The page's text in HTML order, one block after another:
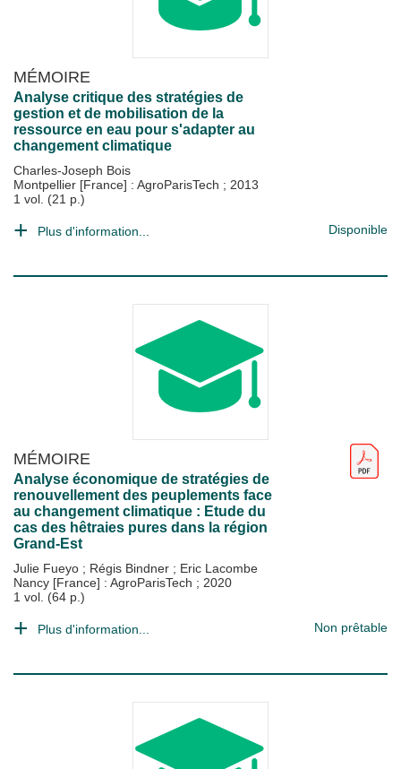
MÉMOIRE
Analyse critique des stratégies de
gestion et de mobilisation de la
ressource en eau pour s'adapter au
changement climatique
Charles-Joseph Bois
Montpellier [France] : AgroParisTech ; 2013
1 vol. (21 p.)
Plus d'information... Disponible
MÉMOIRE
Analyse économique de stratégies de
renouvellement des peuplements face
au changement climatique : Etude du
cas des hêtraies pures dans la région
Grand-Est
Julie Fueyo ; Régis Bindner ; Eric Lacombe
Nancy [France] : AgroParisTech ; 2020
1 vol. (64 p.)
Plus d'information... Non prêtable